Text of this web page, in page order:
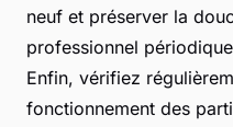
neuf et préserver la
professionnel
Enfin, vérifiez
fonctionnement des